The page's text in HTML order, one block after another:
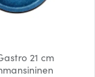
21 cm